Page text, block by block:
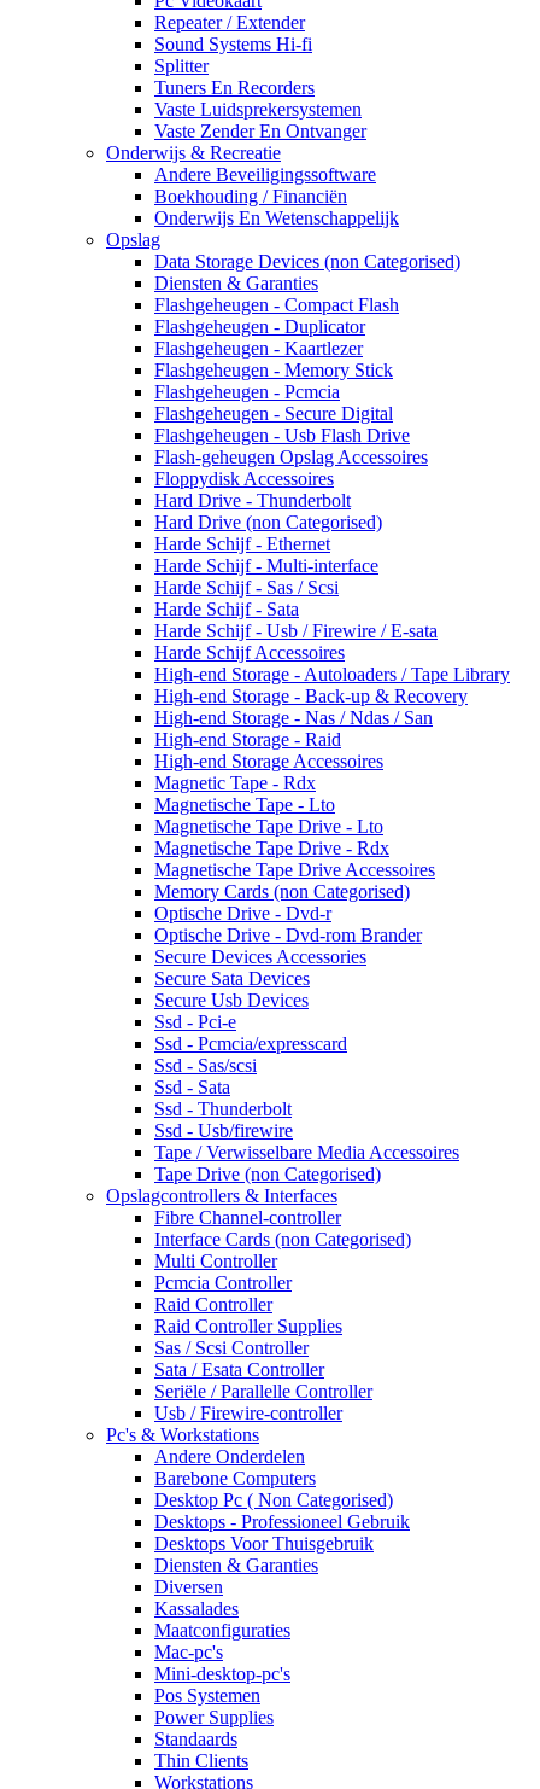
Repeater / Extender
Sound Systems Hi-fi
Splitter
Tuners En Recorders
Vaste Luidsprekersystemen
Vaste Zender En Ontvanger
Onderwijs & Recreatie
Andere Beveiligingssoftware
Boekhouding / Financiën
Onderwijs En Wetenschappelijk
Opslag
Data Storage Devices (non Categorised)
Diensten & Garanties
Flashgeheugen - Compact Flash
Flashgeheugen - Duplicator
Flashgeheugen - Kaartlezer
Flashgeheugen - Memory Stick
Flashgeheugen - Pcmcia
Flashgeheugen - Secure Digital
Flashgeheugen - Usb Flash Drive
Flash-geheugen Opslag Accessoires
Floppydisk Accessoires
Hard Drive - Thunderbolt
Hard Drive (non Categorised)
Harde Schijf - Ethernet
Harde Schijf - Multi-interface
Harde Schijf - Sas / Scsi
Harde Schijf - Sata
Harde Schijf - Usb / Firewire / E-sata
Harde Schijf Accessoires
High-end Storage - Autoloaders / Tape Library
High-end Storage - Back-up & Recovery
High-end Storage - Nas / Ndas / San
High-end Storage - Raid
High-end Storage Accessoires
Magnetic Tape - Rdx
Magnetische Tape - Lto
Magnetische Tape Drive - Lto
Magnetische Tape Drive - Rdx
Magnetische Tape Drive Accessoires
Memory Cards (non Categorised)
Optische Drive - Dvd-r
Optische Drive - Dvd-rom Brander
Secure Devices Accessories
Secure Sata Devices
Secure Usb Devices
Ssd - Pci-e
Ssd - Pcmcia/expresscard
Ssd - Sas/scsi
Ssd - Sata
Ssd - Thunderbolt
Ssd - Usb/firewire
Tape / Verwisselbare Media Accessoires
Tape Drive (non Categorised)
Opslagcontrollers & Interfaces
Fibre Channel-controller
Interface Cards (non Categorised)
Multi Controller
Pcmcia Controller
Raid Controller
Raid Controller Supplies
Sas / Scsi Controller
Sata / Esata Controller
Seriële / Parallelle Controller
Usb / Firewire-controller
Pc's & Workstations
Andere Onderdelen
Barebone Computers
Desktop Pc ( Non Categorised)
Desktops - Professioneel Gebruik
Desktops Voor Thuisgebruik
Diensten & Garanties
Diversen
Kassalades
Maatconfiguraties
Mac-pc's
Mini-desktop-pc's
Pos Systemen
Power Supplies
Standaards
Thin Clients
Workstations